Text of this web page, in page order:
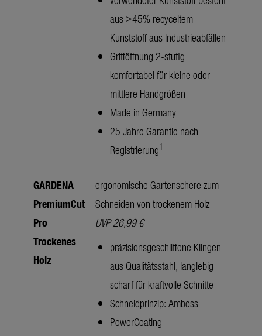
aus >45% recyceltem
Kunststoff aus Industrieabfällen
Grifföffnung 2-stufig
komfortabel für kleine oder
mittlere Handgrößen
Made in Germany
25 Jahre Garantie nach
Registrierung1
GARDENA
PremiumCut
Pro
Trockenes
Holz
ergonomische Gartenschere zum
Schneiden von trockenem Holz
UVP 26,99 €
präzisionsgeschliffene Klingen
aus Qualitätsstahl, langlebig
scharf für kraftvolle Schnitte
Schneidprinzip: Amboss
PowerCoating